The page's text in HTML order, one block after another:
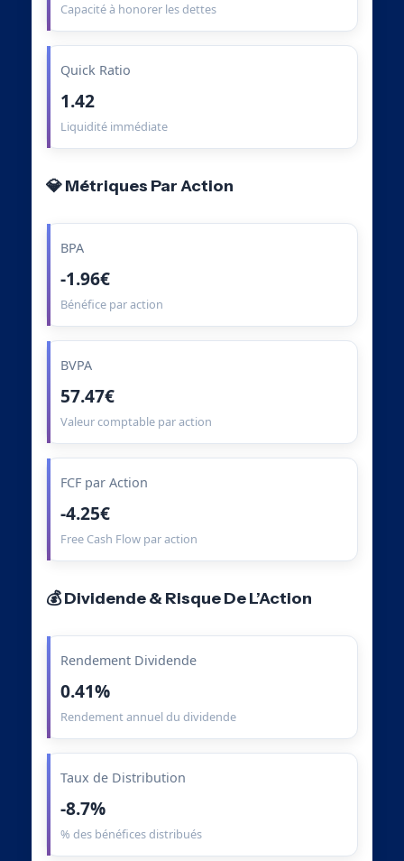
Capacité à honorer les dettes
Quick Ratio
1.42
Liquidité immédiate
💎 Métriques Par Action
BPA
-1.96€
Bénéfice par action
BVPA
57.47€
Valeur comptable par action
FCF par Action
-4.25€
Free Cash Flow par action
💰 Dividende & Risque De L’Action
Rendement Dividende
0.41%
Rendement annuel du dividende
Taux de Distribution
-8.7%
% des bénéfices distribués